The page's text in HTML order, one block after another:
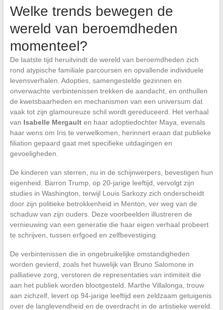
Welke trends bewegen de
wereld van beroemdheden
momenteel?
De laatste tijd heruitvindt de wereld van beroemdheden zich
rond atypische familiale parcoursen en opvallende individuele
levensverhalen. Adopties, samengestelde gezinnen en
onverwachte verbintenissen trekken de aandacht, en onthullen
de kwetsbaarheden en mechanismen van een universum dat
vaak tot zijn glamoureuze schil wordt gereduceerd. Het verhaal
van Isabelle Mergaulten haar adoptiedochter Maya, evenals
haar wens om Iris te verwelkomen, herinnert eraan dat publieke
filiation gepaard gaat met specifieke uitdagingen en
gevoeligheden.
De kinderen van sterren, nu in de schijnwerpers, bevestigen hun
eigenheid. Barron Trump, op 20-jarige leeftijd, vervolgt zijn
studies in Washington, terwijl Louis Sarkozy zich onderscheidt
door zijn politieke betrokkenheid in Menton, ver weg van de
schaduw van zijn ouders. Deze voorbeelden illustreren de
vernieuwing van een generatie die haar eigen verhaal probeert
te schrijven, tussen erfgoed en zelfbevestiging.
De verbintenissen die in ongebruikelijke omstandigheden
worden gevierd, zoals het huwelijk van Bruno Salomone in
palliatieve zorg, verstoren de representaties van intimiteit die
aan het publiek worden blootgesteld. Marthe Villalonga, trouw
aan zichzelf, levert op 94-jarige leeftijd een zeldzaam getuigenis
over de langlevendheid en de overdracht in de artistieke wereld.